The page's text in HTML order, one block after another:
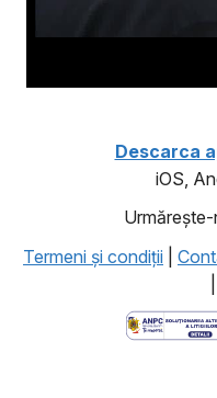
Descarca
iOS,
Urmăreşte-
Termeni şi condiţii